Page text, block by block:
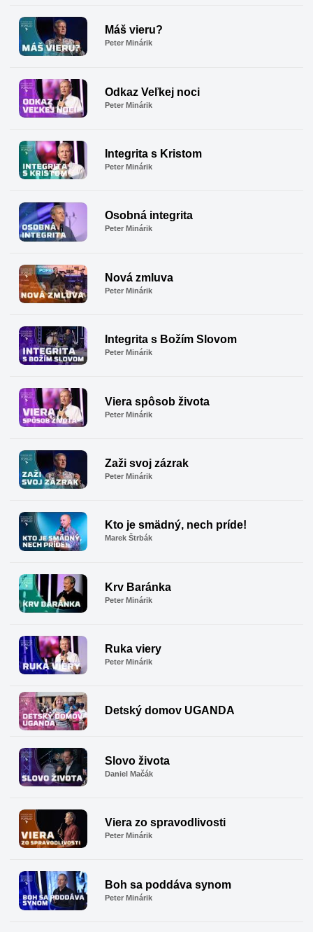
Máš vieru?
Peter Minárik
Odkaz Veľkej noci
Peter Minárik
Integrita s Kristom
Peter Minárik
Osobná integrita
Peter Minárik
Nová zmluva
Peter Minárik
Integrita s Božím Slovom
Peter Minárik
Viera spôsob života
Peter Minárik
Zaži svoj zázrak
Peter Minárik
Kto je smädný, nech príde!
Marek Štrbák
Krv Baránka
Peter Minárik
Ruka viery
Peter Minárik
Detský domov UGANDA
Slovo života
Daniel Mačák
Viera zo spravodlivosti
Peter Minárik
Boh sa poddáva synom
Peter Minárik